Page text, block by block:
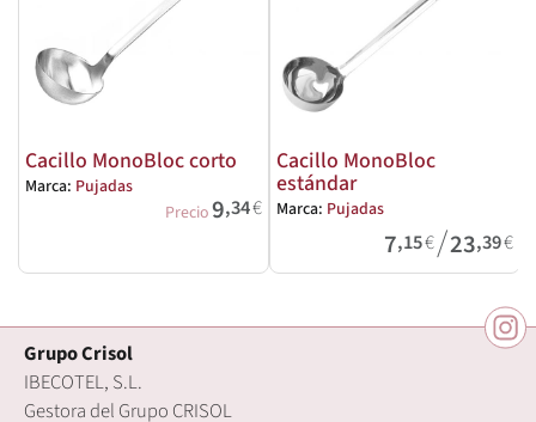
Cacillo MonoBloc corto
Marca: Pujadas
Precio9,34€
Cacillo MonoBloc
estándar
Marca: Pujadas
7,15€/23,39€
Grupo Crisol
IBECOTEL, S.L.
Gestora del Grupo CRISOL